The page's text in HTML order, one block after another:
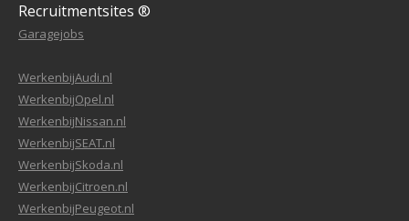
Recruitmentsites ®
Garagejobs
WerkenbijAudi.nl
WerkenbijOpel.nl
WerkenbijNissan.nl
WerkenbijSEAT.nl
WerkenbijSkoda.nl
WerkenbijCitroen.nl
WerkenbijPeugeot.nl